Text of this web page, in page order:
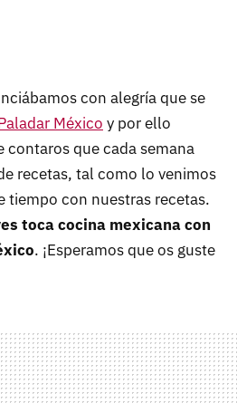
con alegría que se
México y por ello
que cada semana
recetas, tal como lo venimos
tiempo con nuestras recetas.
toca cocina mexicana con
. ¡Esperamos que os guste